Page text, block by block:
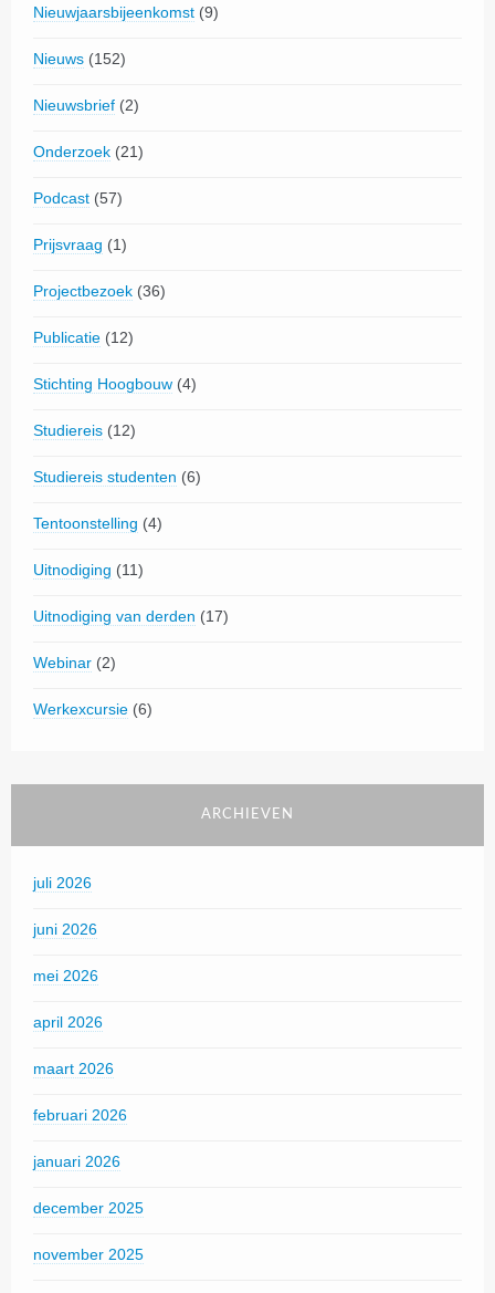
Nieuwjaarsbijeenkomst (9)
Nieuws (152)
Nieuwsbrief (2)
Onderzoek (21)
Podcast (57)
Prijsvraag (1)
Projectbezoek (36)
Publicatie (12)
Stichting Hoogbouw (4)
Studiereis (12)
Studiereis studenten (6)
Tentoonstelling (4)
Uitnodiging (11)
Uitnodiging van derden (17)
Webinar (2)
Werkexcursie (6)
ARCHIEVEN
juli 2026
juni 2026
mei 2026
april 2026
maart 2026
februari 2026
januari 2026
december 2025
november 2025